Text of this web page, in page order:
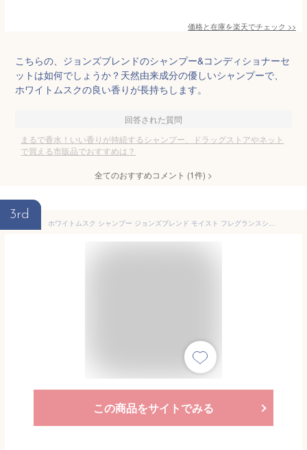
価格と在庫を楽天でチェック >>
こちらの、ジョンズブレンドのシャンプー&コンディショナーセ
ットは如何でしょうか？天然由来成分の優しいシャンプーで、
ホワイトムスクの良い香りが長持ちします。
回答された質問
まるで香水！いい香りが持続するシャンプー、ドラッグストアやネット
で買える市販品でおすすめは？
全てのおすすめコメント (1件) >
3rd
ホワイトムスク シャンプー ジョンズブレンド モイスト フレグランスシャンプー 本体 480mL ダメージケア 香水シャンプー
この商品をサイトでみる